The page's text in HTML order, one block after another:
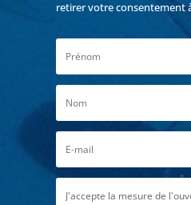
retirer votre consentement